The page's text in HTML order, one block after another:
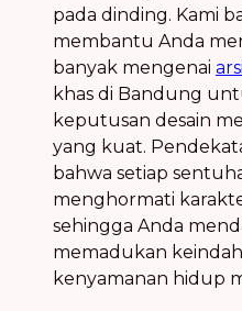
pada dinding. Kami
membantu Anda
banyak mengenai
khas di Bandung
keputusan desain
yang kuat.
bahwa setiap
menghormati
sehingga Anda
memadukan
kenyamanan hidup